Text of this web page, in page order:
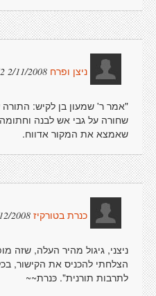
ניצן ופרח 2/11/2008 11:40:52
"אמר ר' שמעון בן לקיש:
שחורה על גבי אש לבנה
שאמצא את המקור אדווח.
כנרת בטורקיז 15:54:36
ניצני, גיגול מהיר העלה, שזה
הצלחתי להכניס את הקישור,
לתרבות תורנית". כּנרת~~